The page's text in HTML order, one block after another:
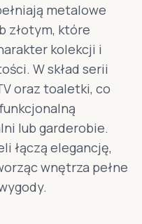
metalowe
złotym, które
kolekcji i
W skład serii
oraz toaletki, co
lub garderobie.
łączą elegancję,
wnętrza pełne